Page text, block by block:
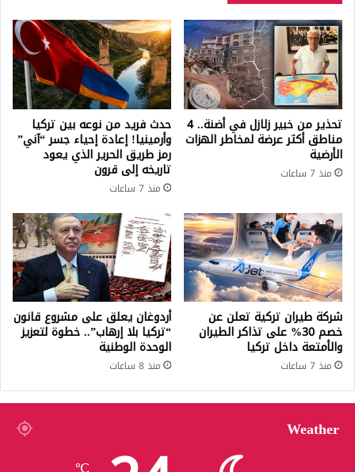
الليلة
تحذير من خبير زلازل في أضنة.. 4
مناطق أكثر عرضة لمخاطر الهزات
الأرضية
منذ 7 ساعات
حدث فريد من نوعه بين تركيا
وأرمينيا! إعادة إحياء جسر “آني”
رمز طريق الحرير الذي يعود
تاريخه إلى قرون
منذ 7 ساعات
شركة طيران تركية تعلن عن
خصم 30% على تذاكر الطيران
والأمتعة داخل تركيا
منذ 7 ساعات
أردوغان يعلق على مشروع قانون
“تركيا بلا إرهاب”.. خطوة لتعزيز
الوحدة الوطنية
منذ 8 ساعات
Weather